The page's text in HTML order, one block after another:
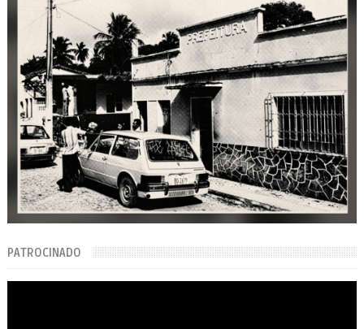
PATROCINADO